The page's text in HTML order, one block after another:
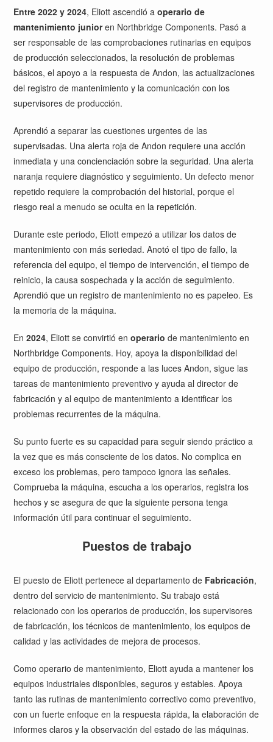
Entre 2022 y 2024, Eliott ascendió aoperario de
mantenimiento junioren Northbridge Components. Pasó a
ser responsable de las comprobaciones rutinarias en equipos
de producción seleccionados, la resolución de problemas
básicos, el apoyo a la respuesta de Andon, las actualizaciones
del registro de mantenimiento y la comunicación con los
supervisores de producción.
Aprendió a separar las cuestiones urgentes de las
supervisadas. Una alerta roja de Andon requiere una acción
inmediata y una concienciación sobre la seguridad. Una alerta
naranja requiere diagnóstico y seguimiento. Un defecto menor
repetido requiere la comprobación del historial, porque el
riesgo real a menudo se oculta en la repetición.
Durante este periodo, Eliott empezó a utilizar los datos de
mantenimiento con más seriedad. Anotó el tipo de fallo, la
referencia del equipo, el tiempo de intervención, el tiempo de
reinicio, la causa sospechada y la acción de seguimiento.
Aprendió que un registro de mantenimiento no es papeleo. Es
la memoria de la máquina.
En2024, Eliott se convirtió enoperario de mantenimiento en
Northbridge Components. Hoy, apoya la disponibilidad del
equipo de producción, responde a las luces Andon, sigue las
tareas de mantenimiento preventivo y ayuda al director de
fabricación y al equipo de mantenimiento a identificar los
problemas recurrentes de la máquina.
Su punto fuerte es su capacidad para seguir siendo práctico a
la vez que es más consciente de los datos. No complica en
exceso los problemas, pero tampoco ignora las señales.
Comprueba la máquina, escucha a los operarios, registra los
hechos y se asegura de que la siguiente persona tenga
información útil para continuar el seguimiento.
Puestos de trabajo
El puesto de Eliott pertenece al departamento de Fabricación,
dentro del servicio de mantenimiento. Su trabajo está
relacionado con los operarios de producción, los supervisores
de fabricación, los técnicos de mantenimiento, los equipos de
calidad y las actividades de mejora de procesos.
Como operario de mantenimiento, Eliott ayuda a mantener los
equipos industriales disponibles, seguros y estables. Apoya
tanto las rutinas de mantenimiento correctivo como preventivo,
con un fuerte enfoque en la respuesta rápida, la elaboración de
informes claros y la observación del estado de las máquinas.